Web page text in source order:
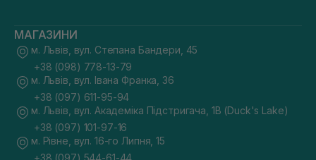
МАГАЗИНИ
м. Львів, вул. Степана Бандери, 45
+38 (098) 778-13-79
м. Львів, вул. Івана Франка, 36
+38 (097) 611-95-94
м. Львів, вул. Академіка Підстригача, 1В (Duck's Lake)
+38 (097) 101-97-16
м. Рівне, вул. 16-го Липня, 15
+38 (097) 544-61-44